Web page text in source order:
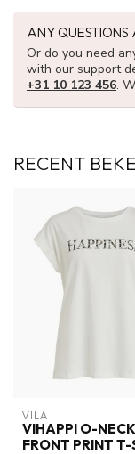
ANY QUESTIONS
Or do you need
with our support
+31 10 123 456.
RECENT
VILA
VIHAPPI O-
FRONT PRINT T-